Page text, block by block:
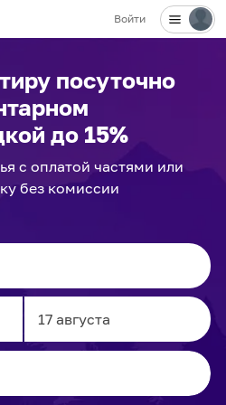
Войти
посуточно
до 15%
с оплатой частями или
без комиссии
Navigate
to